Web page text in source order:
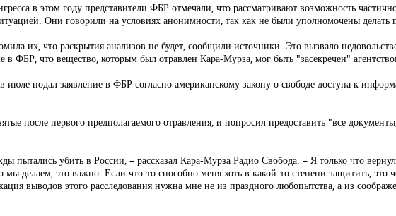
в этом году представители ФБР отмечали, что рассматривают возможность
Они говорили на условиях анонимности, так как не были уполномочены делать
их, что раскрытия анализов не будет, сообщили источники. Это вызвало
ФБР, что вещество, которым был отравлен Кара-Мурза, мог быть "засекречен"
подал заявление в ФБР согласно американскому закону о свободе доступа к
после первого предполагаемого отравления, и попросил предоставить "все
пытались убить в России, – рассказал Кара-Мурза Радио Свобода. – Я только что
делаем, это важно. Если что-то способно меня хоть в какой-то степени защитить, это
выводов этого расследования нужна мне не из праздного любопытства, а из